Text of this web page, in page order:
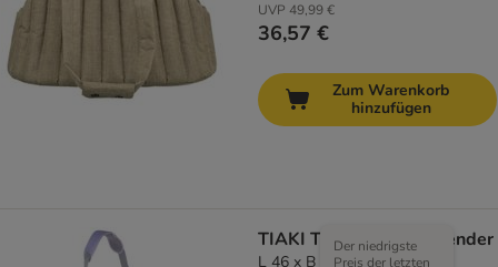
UVP 49,99 €
36,57 €
Zum Warenkorb
hinzufügen
TIAKI Tragetasche Lavender
L 46 x B 36 x H 35 cm
Der niedrigste
Preis der letzten